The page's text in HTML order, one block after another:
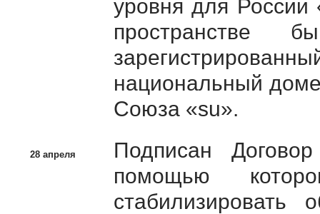
уровня для
пространстве
национальный
Союза «su».
28 апреля
Подписан
помощью
стабилизировать